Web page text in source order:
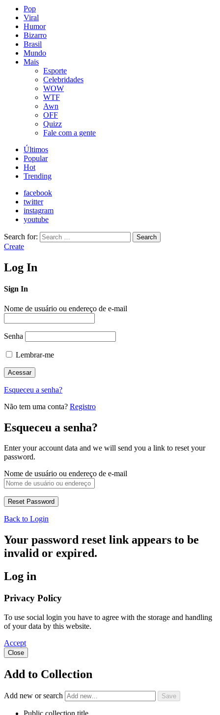
Pop
Viral
Humor
Bizarro
Brasil
Mundo
Mais
Esporte
Celebridades
WOW
WTF
Awn
OFF
Quizz
Fale com a gente
Últimos
Popular
Hot
Trending
facebook
twitter
instagram
youtube
Search for: Search
Create
Log In
Sign In
Nome de usuário ou endereço de e-mail
Senha
Lembrar-me
Esqueceu a senha?
Não tem uma conta? Registro
Esqueceu a senha?
Enter your account data and we will send you a link to reset your
password.
Nome de usuário ou endereço de e-mail
Back to Login
Your password reset link appears to be
invalid or expired.
Log in
Privacy Policy
To use social login you have to agree with the storage and handling
of your data by this website.
Accept
Close
Add to Collection
Add new or search
Public collection title